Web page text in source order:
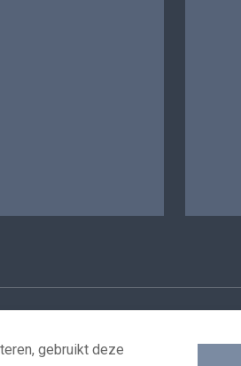
gebruikt deze